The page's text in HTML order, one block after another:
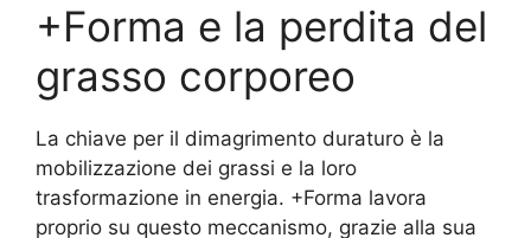
+Forma e la perdita del
grasso corporeo
La chiave per il dimagrimento duraturo è la
mobilizzazione dei grassi e la loro
trasformazione in energia. +Forma lavora
proprio su questo meccanismo, grazie alla sua